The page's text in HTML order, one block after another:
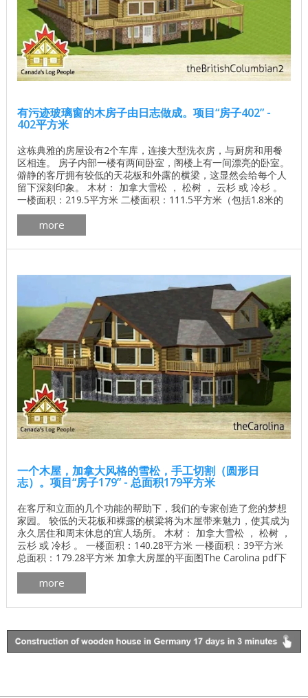
有污迹玻璃窗的木房子由日志做成。项目“房子402” -
402平方米
这栋典雅的房屋设有2个车库，连接大型洗衣房，与厨房和用餐
区相连。 房子内部一楼有两间卧室，阁楼上有一间漂亮的卧室。
僻静的客厅拥有较低的天花板和外露的横梁，这显然会给每个人
留下深刻印象。 木材： 加拿大雪松 ， 松树 ， 云杉 或 冷杉 。
一楼面积：219.5平方米 二楼面积：111.5平方米（包括1.8米的
天花板高度） 车库面积：71.3平方米 总面积：402.3平方米 了解
基地的价格 独立计算基础价格 所有建筑工程在建房和修理房屋 -
找出价格 木屋的最佳项目 墙壁材料最佳住宅项目 ...
more
一个木屋，加拿大风格的雪松，手工切割（圆形日
志）。项目“房子179” - 总面积179平方米
在客厅和立面的几个功能的帮助下，我们的专家创造了您的梦想
家园。 较低的天花板和裸露的横梁将为木屋带来魅力，使其成为
永久居住和周末休息的宜人场所。 木材： 加拿大雪松 ， 松树 ，
云杉 或 冷杉 。 一楼面积：140.28平方米 一楼面积：39平方米
总面积：179.28平方米 加拿大房屋的平面图The Carolina pdf下
载 加拿大木屋的制造更多 加拿大木屋外部画廊细节 加拿大木屋
的内部更多 ...
more